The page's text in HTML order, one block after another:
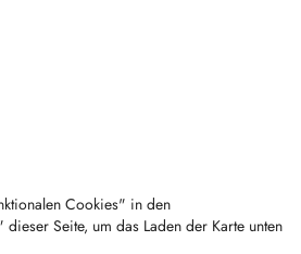
Cookies" in den
dieser Seite, um das Laden der Karte unten